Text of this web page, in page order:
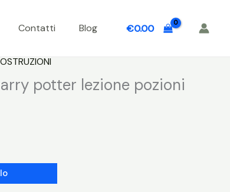
Contatti Blog €0.00
potter lezione pozioni